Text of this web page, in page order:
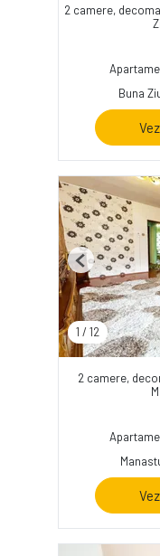
2 camere,
Buna
1 / 12
Previous
2 camere,